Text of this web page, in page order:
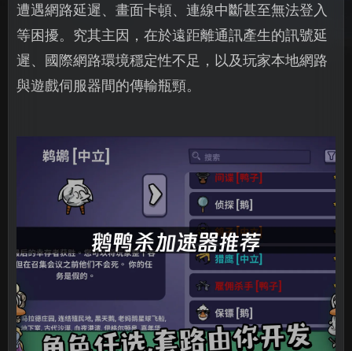
遭遇網路延遲、畫面卡頓、連線中斷甚至無法登入
等困擾。究其主因，在於遠距離通訊產生的訊號延
遲、國際網路環境穩定性不足，以及玩家本地網路
與遊戲伺服器間的傳輸瓶頸。